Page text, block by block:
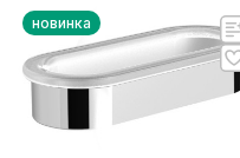
новинка